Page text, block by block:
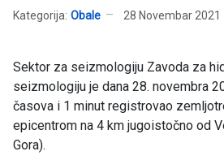
Kategorija: Obale 28 Novembar 2021
Sektor za seizmologiju Zavoda za
seizmologiju je dana 28. novembra
časova i 1 minut registrovao
epicentrom na 4 km jugoistočno od
Gora).